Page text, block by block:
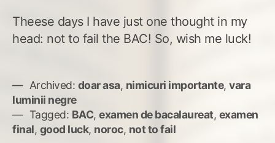
Theese days I have just one thought in my
head: not to fail the BAC! So, wish me luck!
Archived: doar asa, nimicuri importante, vara
luminii negre
Tagged: BAC, examen de bacalaureat, examen
final, good luck, noroc, not to fail